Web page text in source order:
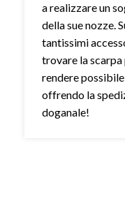
a realizzare un
della sue nozze.
tantissimi
trovare la
rendere
offrendo la
doganale!